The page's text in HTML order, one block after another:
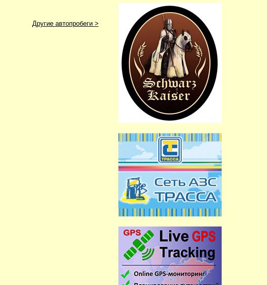
Другие автопробеги >